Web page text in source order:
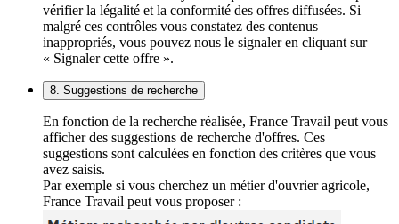
vérifier la légalité et la conformité des offres diffusées. Si
malgré ces contrôles vous constatez des contenus
inappropriés, vous pouvez nous le signaler en cliquant sur
« Signaler cette offre ».
8. Suggestions de recherche
En fonction de la recherche réalisée, France Travail peut vous
afficher des suggestions de recherche d'offres. Ces
suggestions sont calculées en fonction des critères que vous
avez saisis.
Par exemple si vous cherchez un métier d'ouvrier agricole,
France Travail peut vous proposer :